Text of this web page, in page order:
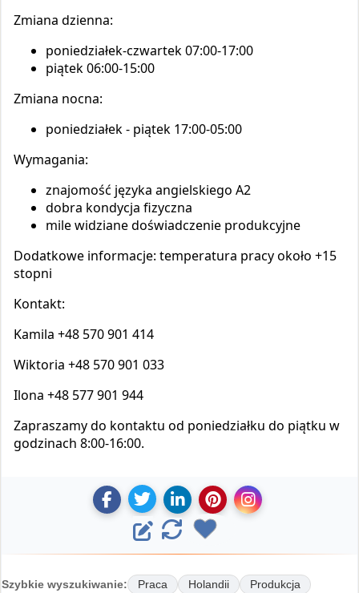
Zmiana dzienna:
poniedziałek-czwartek 07:00-17:00
piątek 06:00-15:00
Zmiana nocna:
poniedziałek - piątek 17:00-05:00
Wymagania:
znajomość języka angielskiego A2
dobra kondycja fizyczna
mile widziane doświadczenie produkcyjne
Dodatkowe informacje: temperatura pracy około +15
stopni
Kontakt:
Kamila +48 570 901 414
Wiktoria +48 570 901 033
Ilona +48 577 901 944
Zapraszamy do kontaktu od poniedziałku do piątku w
godzinach 8:00-16:00.
U
o
U
d
o
s
D
o
d
a
Z
a
p
i
U
o
s
E
d
y
O
d
ś
Szybkie wyszukiwanie: Praca Holandii Produkcja